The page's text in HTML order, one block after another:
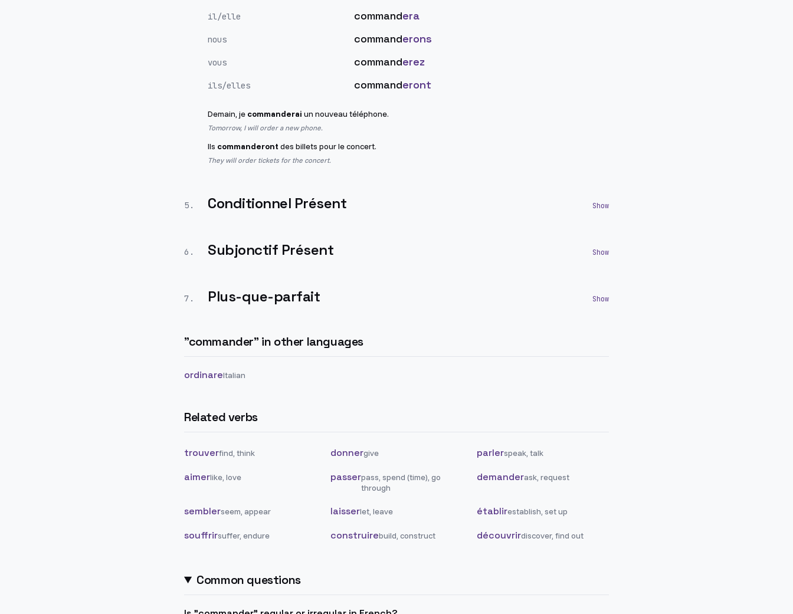
il/elle commandera
nous commanderons
vous commanderez
ils/elles commanderont
Demain, je commanderai un nouveau téléphone.
Tomorrow, I will order a new phone.
Ils commanderontdes billets pour le concert.
They will order tickets for the concert.
5 . Conditionnel Présent
6 . Subjonctif Présent
7 . Plus-que-parfait
"commander" in other languages
ordinareItalian
Related verbs
trouverfind, think donnergive parlerspeak, talk
aimerlike, love passerpass, spend (time), go
through
demanderask, request
semblerseem, appear laisserlet, leave établirestablish, set up
souffrirsuffer, endure construirebuild, construct découvrirdiscover, find out
Common questions